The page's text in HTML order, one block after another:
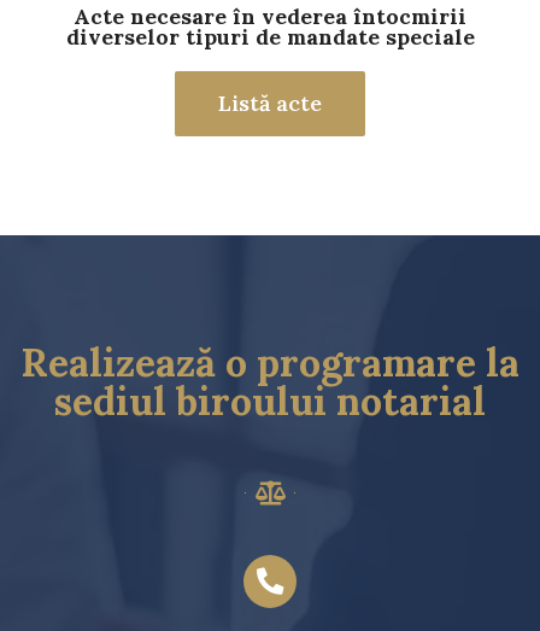
Acte necesare în vederea întocmirii
diverselor tipuri de mandate speciale
Listă acte
Realizează o programare la
sediul biroului notarial